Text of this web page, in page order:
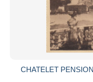
CHATELET